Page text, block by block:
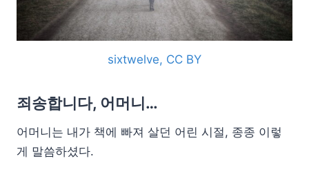
sixtwelve, CC BY
죄송합니다, 어머니…
어머니는 내가 책에 빠져 살던 어린 시절, 종종 이렇
게 말씀하셨다.